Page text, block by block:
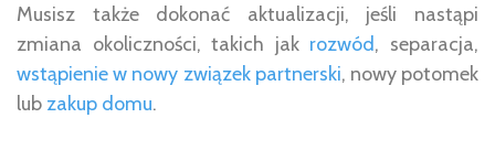
Musisz także dokonać aktualizacji, jeśli nastąpi
zmiana okoliczności, takich jak rozwód, separacja,
wstąpienie w nowy związek partnerski, nowy potomek
lub zakup domu.